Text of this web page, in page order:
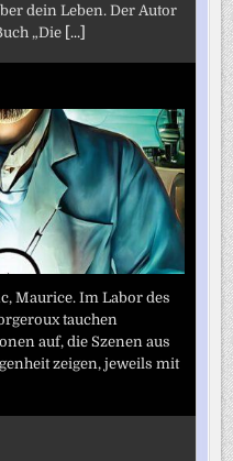
dein Leben. Der Autor
„Die [...]
Maurice. Im Labor des
tauchen
auf, die Szenen aus
zeigen, jeweils mit